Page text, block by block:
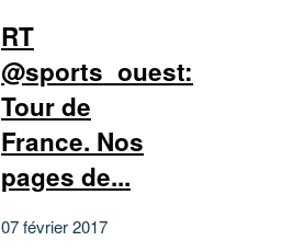
RT
@sports_ouest:
Tour de
France. Nos
pages de...
07 février 2017